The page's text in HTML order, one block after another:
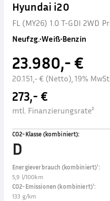
Hyundai i20
FL (MY26) 1.0 T-GDI 2WD
Neufzg.•Weiß•Benzin
23.980,- €
20.151,- € (Netto), 19%
273,- €
mtl. Finanzierungsrate²
CO2-Klasse (kombiniert):
D
Energieverbrauch (kombiniert)¹:
5,9 l/100km
CO2-Emissionen (kombiniert)¹:
133 g/km